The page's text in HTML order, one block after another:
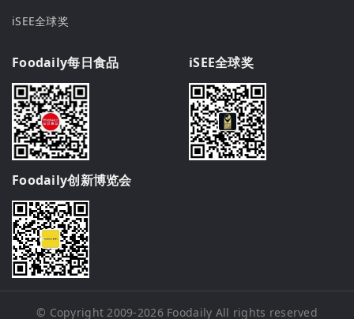
iSEE全球奖
Foodaily每日食品 iSEE全球奖
Foodaily创新博览会
© Copyright 2009-2026 Foodaily All rights reserved